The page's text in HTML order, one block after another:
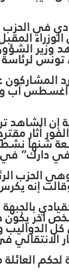
في
وزير
تونس
أغسطس آب
إن
الفور أثار
شنها
دارك” في
الحزب
إنه يكرس
آخر يكون
الدواليب
الانتقالي